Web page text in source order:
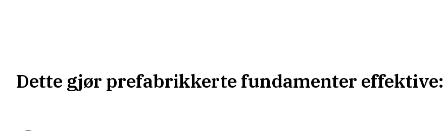
Dette gjør prefabrikkerte fundamenter effektive: